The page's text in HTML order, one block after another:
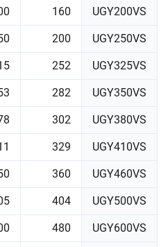
UGY200VS
160
UGY250VS
200
UGY325VS
252
UGY350VS
282
UGY380VS
302
UGY410VS
329
UGY460VS
360
UGY500VS
404
UGY600VS
480